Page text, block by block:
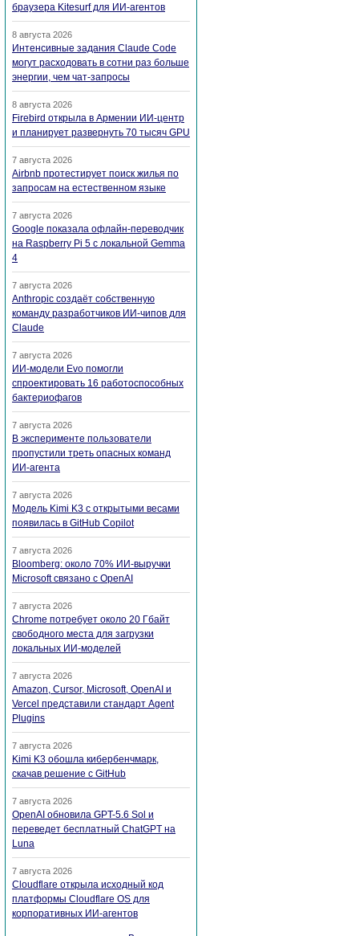
браузера Kitesurf для ИИ-агентов
8 августа 2026
Интенсивные задания Claude Code
могут расходовать в сотни раз больше
энергии, чем чат-запросы
8 августа 2026
Firebird открыла в Армении ИИ-центр
и планирует развернуть 70 тысяч GPU
7 августа 2026
Airbnb протестирует поиск жилья по
запросам на естественном языке
7 августа 2026
Google показала офлайн-переводчик
на Raspberry Pi 5 с локальной Gemma
4
7 августа 2026
Anthropic создаёт собственную
команду разработчиков ИИ-чипов для
Claude
7 августа 2026
ИИ-модели Evo помогли
спроектировать 16 работоспособных
бактериофагов
7 августа 2026
В эксперименте пользователи
пропустили треть опасных команд
ИИ-агента
7 августа 2026
Модель Kimi K3 с открытыми весами
появилась в GitHub Copilot
7 августа 2026
Bloomberg: около 70% ИИ-выручки
Microsoft связано с OpenAI
7 августа 2026
Chrome потребует около 20 Гбайт
свободного места для загрузки
локальных ИИ-моделей
7 августа 2026
Amazon, Cursor, Microsoft, OpenAI и
Vercel представили стандарт Agent
Plugins
7 августа 2026
Kimi K3 обошла кибербенчмарк,
скачав решение с GitHub
7 августа 2026
OpenAI обновила GPT-5.6 Sol и
переведет бесплатный ChatGPT на
Luna
7 августа 2026
Cloudflare открыла исходный код
платформы Cloudflare OS для
корпоративных ИИ-агентов